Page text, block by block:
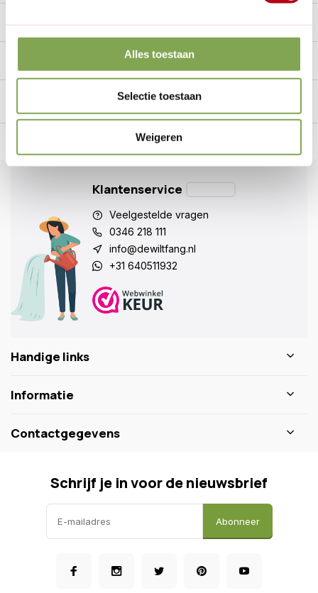
Alles toestaan
Selectie toestaan
Weigeren
Specificaties
dagen bedenktijd
Klantenservice
Veelgestelde vragen
0346 218 111
info@dewiltfang.nl
+31 640511932
Handige links
Informatie
Contactgegevens
Schrijf je in voor de nieuwsbrief
Abonneer